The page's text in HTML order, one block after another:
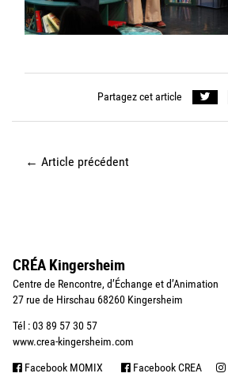
Partagez cet article
← Article précédent
CRÉA Kingersheim
Centre de Rencontre, d’Échange et d’Animation
27 rue de Hirschau 68260 Kingersheim
Tél : 03 89 57 30 57
www.crea-kingersheim.com
Facebook MOMIX Facebook CREA